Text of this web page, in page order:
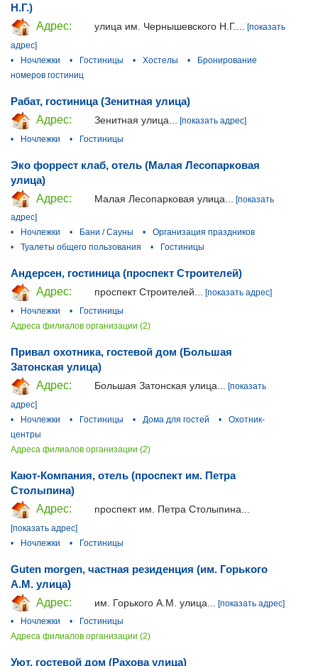
Н.Г.)
Адрес:
улица им. Чернышевского Н.Г....
[показать
адрес]
•
Ночлежки • Гостиницы • Хостелы •
Бронирование
номеров гостиниц
Рабат, гостиница (Зенитная улица)
Адрес:
Зенитная улица...
[показать адрес]
•
Ночлежки • Гостиницы
Эко форрест клаб, отель (Малая Лесопарковая
улица)
Адрес:
Малая Лесопарковая улица...
[показать
адрес]
•
Ночлежки • Бани / Сауны •
Организация праздников
•
Туалеты общего пользования • Гостиницы
Андерсен, гостиница (проспект Строителей)
Адрес:
проспект Строителей... [показать адрес]
•
Ночлежки •
Гостиницы
Адреса филиалов организации (2)
Привал охотника, гостевой дом (Большая
Затонская улица)
Адрес:
Большая Затонская улица...
[показать
адрес]
•
Ночлежки • Гостиницы • Дома для гостей •
Охотник-
центры
Адреса филиалов организации (2)
Кают-Компания, отель (проспект им. Петра
Столыпина)
Адрес:
проспект им. Петра Столыпина...
[показать адрес]
•
Ночлежки • Гостиницы
Guten morgen, частная резиденция (им. Горького
А.М. улица)
Адрес:
им. Горького А.М. улица...
[показать адрес]
•
Ночлежки •
Гостиницы
Адреса филиалов организации (2)
Уют, гостевой дом (Рахова улица)